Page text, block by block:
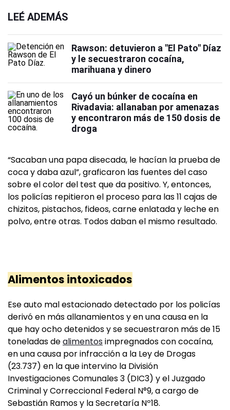
LEÉ ADEMÁS
Rawson: detuvieron a "El Pato" Díaz
y le secuestraron cocaína,
marihuana y dinero
Cayó un búnker de cocaína en
Rivadavia: allanaban por amenazas
y encontraron más de 150 dosis de
droga
“Sacaban una papa disecada, le hacían la prueba de
coca y daba azul”, graficaron las fuentes del caso
sobre el color del test que da positivo. Y, entonces,
los policías repitieron el proceso para las 11 cajas de
chizitos, pistachos, fideos, carne enlatada y leche en
polvo, entre otras. Todos daban el mismo resultado.
Alimentos intoxicados
Ese auto mal estacionado detectado por los policías
derivó en más allanamientos y en una causa en la
que hay ocho detenidos y se secuestraron más de 15
toneladas dealimentosimpregnados con cocaína,
en una causa por infracción a la Ley de Drogas
(23.737) en la que intervino la División
Investigaciones Comunales 3 (DIC3) y el Juzgado
Criminal y Correccional Federal N°9, a cargo de
Sebastián Ramos y la Secretaría Nº18.